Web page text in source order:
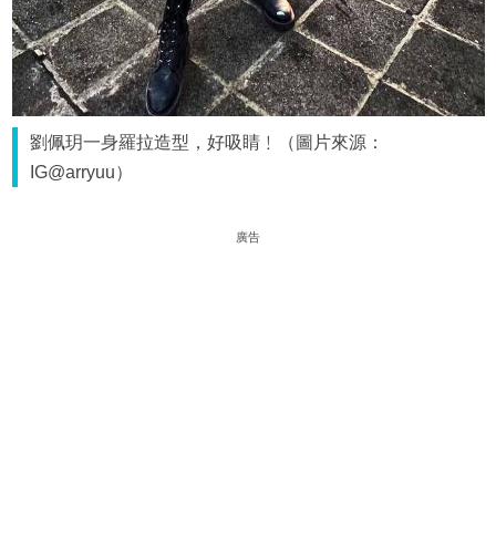
劉佩玥一身羅拉造型，好吸睛﹗（圖片來源：
IG@arryuu）
廣告